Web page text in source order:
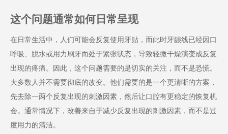
这个问题通常如何日常呈现
在日常生活中，人们可能会反复使用牙贴，而此时牙龈线已经因口
呼吸、脱水或用力刷牙而处于紧张状态，导致轻微干燥演变成反复
出现的疼痛。因此，这个问题需要的是切实的关注，而不是恐慌。
大多数人并不需要彻底的改变。他们需要的是一个更清晰的方案，
先去除一两个反复出现的刺激因素，然后让口腔有更稳定的恢复机
会。通常情况下，改善来自于减少反复出现的刺激因素，而不是过
度用力的清洁。